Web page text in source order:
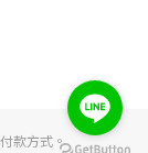
款方式。